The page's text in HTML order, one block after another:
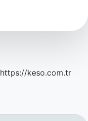
https://keso.com.tr